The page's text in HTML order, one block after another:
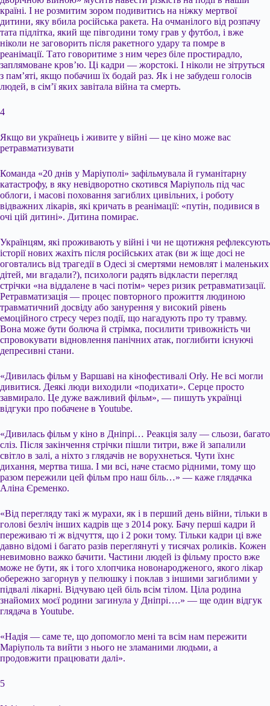
країні. І не розмитим зором подивитись на ніжку мертвої
дитини, яку вбила російська ракета. На очманілого від розпачу
тата підлітка, який ще півгодини тому грав у футбол, і вже
ніколи не заговорить після ракетного удару та помре в
реанімації. Тато говоритиме з ним через біле простирадло,
заплямоване кров’ю. Ці кадри — жорстокі. І ніколи не зітруться
з пам’яті, якщо побачиш їх бодай раз. Як і не забудеш голосів
людей, в сім’ї яких завітала війна та смерть.
4
Якщо ви українець і живите у війні — це кіно може вас
ретравматизувати
Команда «20 днів у Маріуполі» зафільмувала й гуманітарну
катастрофу, в яку невідворотно скотився Маріуполь під час
облоги, і масові поховання загиблих цивільних, і роботу
відважних лікарів, які кричать в реанімації: «путін, подивися в
очі цій дитині». Дитина помирає.
Українцям, які проживають у війні і чи не щотижня рефлексують
історії нових жахіть після російських атак (ви ж іще досі не
оговтались від трагедії в Одесі зі смертями немовлят і маленьких
дітей, ми вгадали?), психологи радять відкласти перегляд
стрічки «на віддалене в часі потім» через ризик ретравматизації.
Ретравматизація — процес повторного прожиття людиною
травматичний досвіду або занурення у високий рівень
емоційного стресу через події, що нагадують про ту травму.
Вона може бути болюча й стрімка, посилити тривожність чи
спровокувати відновлення панічних атак, поглибити існуючі
депресивні стани.
«Дивилась фільм у Варшаві на кінофестивалі Orły. Не всі могли
дивитися. Деякі люди виходили «подихати». Серце просто
завмирало. Це дуже важливий фільм», — пишуть українці
відгуки про побачене в Youtube.
«Дивилась фільм у кіно в Дніпрі… Реакція залу — сльози, багато
сліз. Після закінчення стрічки пішли титри, вже й запалили
світло в залі, а ніхто з глядачів не ворухнеться. Чути їхнє
дихання, мертва тиша. І ми всі, наче стаємо рідними, тому що
разом пережили цей фільм про наш біль…» — каже глядачка
Аліна Єременко.
«Від перегляду такі ж мурахи, як і в перший день війни, тільки в
голові безліч інших кадрів ще з 2014 року. Бачу перші кадри й
переживаю ті ж відчуття, що і 2 роки тому. Тільки кадри ці вже
давно відомі і багато разів переглянуті у тисячах роликів. Кожен
невимовно важко бачити. Частини людей із фільму просто вже
може не бути, як і того хлопчика новонародженого, якого лікар
обережно загорнув у пелюшку і поклав з іншими загиблими у
підвалі лікарні. Відчуваю цей біль всім тілом. Ціла родина
знайомих моєї родини загинула у Дніпрі….» — ще один відгук
глядача в Youtube.
«Надія — саме те, що допомогло мені та всім нам пережити
Маріуполь та вийти з нього не зламаними людьми, а
продовжити працювати далі».
5